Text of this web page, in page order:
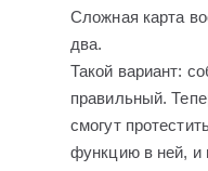
Сложная карта
два.
Такой вариант:
правильный.
смогут
функцию в ней, и